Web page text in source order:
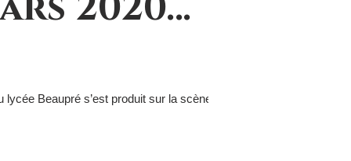
Beaupré s’est produit sur la scène du